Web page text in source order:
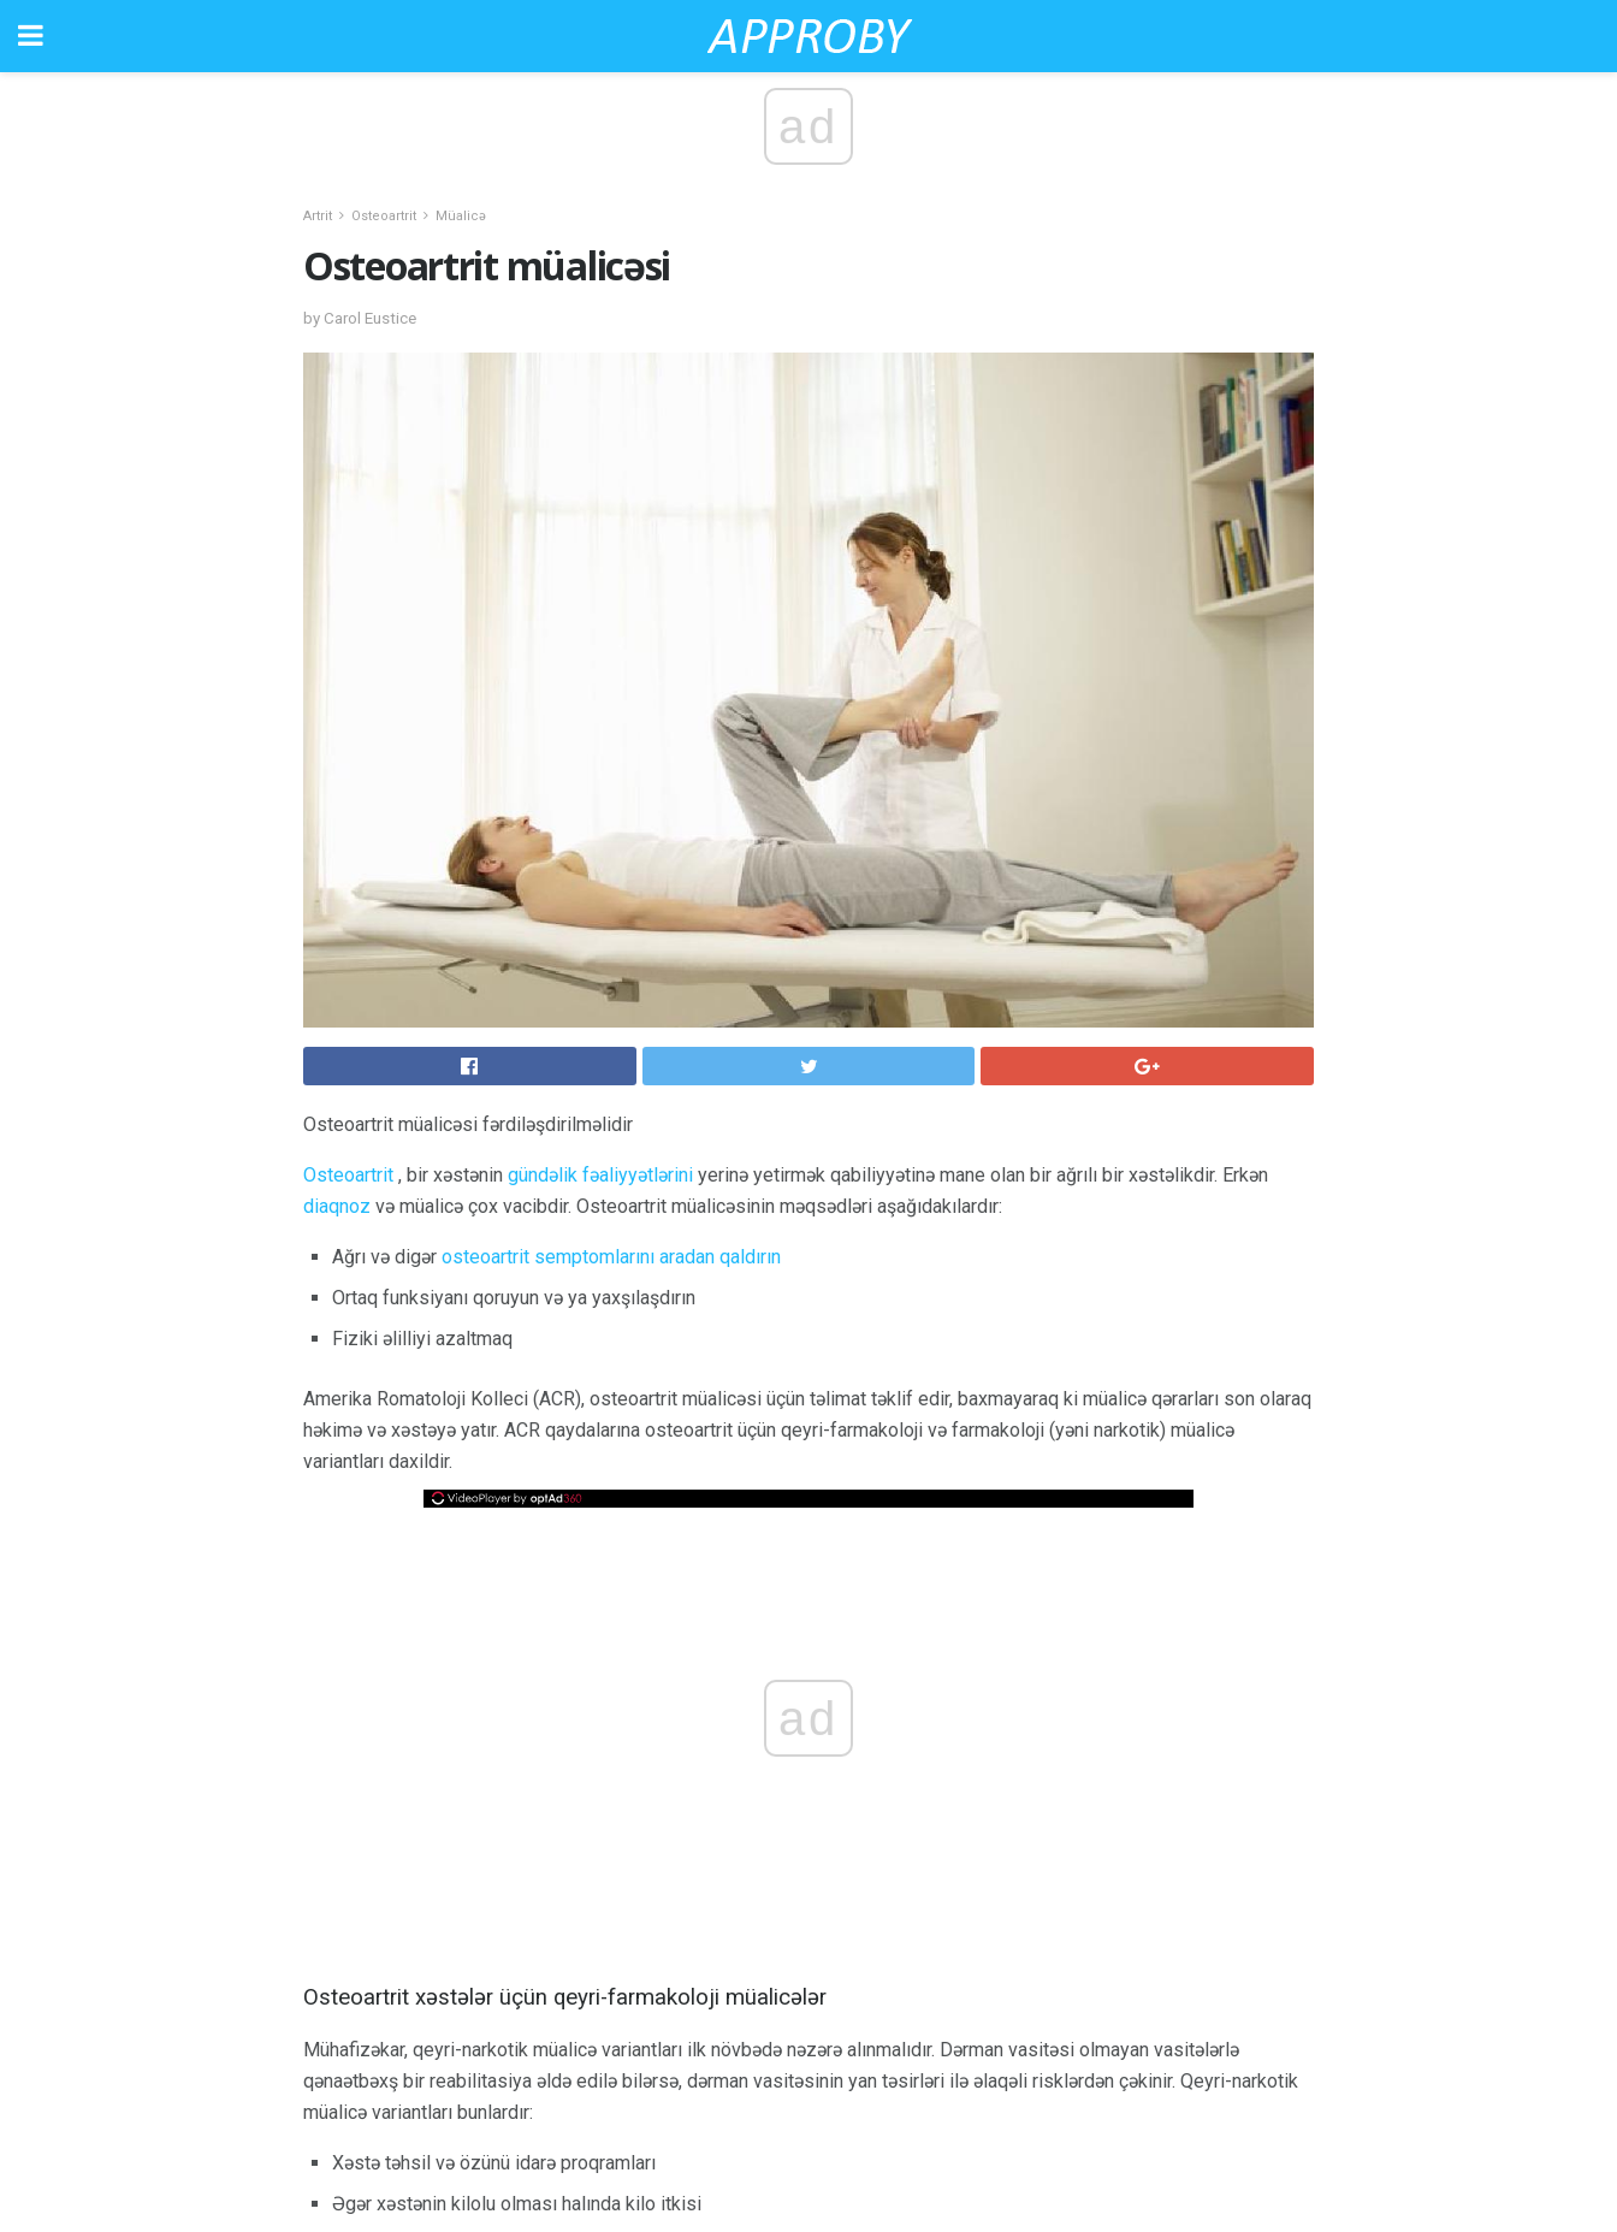
ad
Artrit Osteoartrit Müalicə
Osteoartrit müalicəsi
by Carol Eustice
Osteoartrit müalicəsi fərdiləşdirilməlidir
Osteoartrit , bir xəstənin gündəlik fəaliyyətlərini yerinə yetirmək qabiliyyətinə mane olan bir ağrılı bir xəstəlikdir. Erkən
diaqnoz və müalicə çox vacibdir. Osteoartrit müalicəsinin məqsədləri aşağıdakılardır:
Ağrı və digər osteoartrit semptomlarını aradan qaldırın
Ortaq funksiyanı qoruyun və ya yaxşılaşdırın
Fiziki əlilliyi azaltmaq
Amerika Romatoloji Kolleci (ACR), osteoartrit müalicəsi üçün təlimat təklif edir, baxmayaraq ki müalicə qərarları son olaraq
həkimə və xəstəyə yatır. ACR qaydalarına osteoartrit üçün qeyri-farmakoloji və farmakoloji (yəni narkotik) müalicə
variantları daxildir.
ad
Osteoartrit xəstələr üçün qeyri-farmakoloji müalicələr
Mühafizəkar, qeyri-narkotik müalicə variantları ilk növbədə nəzərə alınmalıdır. Dərman vasitəsi olmayan vasitələrlə
qənaətbəxş bir reabilitasiya əldə edilə bilərsə, dərman vasitəsinin yan təsirləri ilə əlaqəli risklərdən çəkinir. Qeyri-narkotik
müalicə variantları bunlardır:
Xəstə təhsil və özünü idarə proqramları
Əgər xəstənin kilolu olması halında kilo itkisi